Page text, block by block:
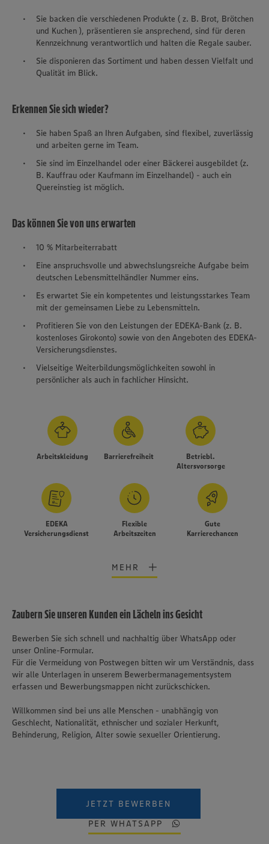
Sie backen die verschiedenen Produkte ( z. B. Brot, Brötchen
und Kuchen ), präsentieren sie ansprechend, sind für deren
Kennzeichnung verantwortlich und halten die Regale sauber.
Sie disponieren das Sortiment und haben dessen Vielfalt und
Qualität im Blick.
Erkennen Sie sich wieder?
Sie haben Spaß an Ihren Aufgaben, sind flexibel, zuverlässig
und arbeiten gerne im Team.
Sie sind im Einzelhandel oder einer Bäckerei ausgebildet (z.
B. Kauffrau oder Kaufmann im Einzelhandel) - auch ein
Quereinstieg ist möglich.
Das können Sie von uns erwarten
10 % Mitarbeiterrabatt
Eine anspruchsvolle und abwechslungsreiche Aufgabe beim
deutschen Lebensmittelhändler Nummer eins.
Es erwartet Sie ein kompetentes und leistungsstarkes Team
mit der gemeinsamen Liebe zu Lebensmitteln.
Profitieren Sie von den Leistungen der EDEKA-Bank (z. B.
kostenloses Girokonto) sowie von den Angeboten des EDEKA-
Versicherungsdienstes.
Vielseitige Weiterbildungsmöglichkeiten sowohl in
persönlicher als auch in fachlicher Hinsicht.
Arbeitskleidung Barrierefreiheit
Betriebl.
Altersvorsorge
EDEKA
Versicherungsdienst
Flexible
Arbeitszeiten
Gute
Karrierechancen
MEHR
Zaubern Sie unseren Kunden ein Lächeln ins Gesicht
Bewerben Sie sich schnell und nachhaltig über WhatsApp oder
unser Online-Formular.
Für die Vermeidung von Postwegen bitten wir um Verständnis, dass
wir alle Unterlagen in unserem Bewerbermanagementsystem
erfassen und Bewerbungsmappen nicht zurückschicken.
Willkommen sind bei uns alle Menschen - unabhängig von
Geschlecht, Nationalität, ethnischer und sozialer Herkunft,
Behinderung, Religion, Alter sowie sexueller Orientierung.
JETZT BEWERBEN
PER WHATSAPP